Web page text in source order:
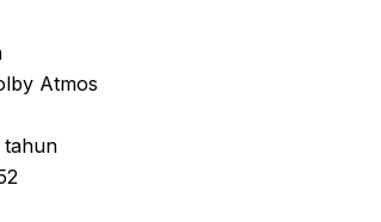
Atmos
tahun